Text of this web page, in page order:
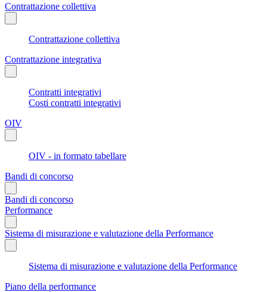
Contrattazione collettiva
Contrattazione collettiva
Contrattazione integrativa
Contratti integrativi
Costi contratti integrativi
OIV
OIV - in formato tabellare
Bandi di concorso
Bandi di concorso
Performance
Sistema di misurazione e valutazione della Performance
Sistema di misurazione e valutazione della Performance
Piano della performance